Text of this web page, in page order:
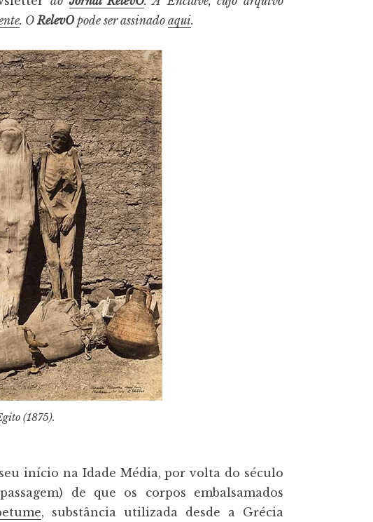
. ORelevOpode ser assinadoaqui.
(1875).
início na Idade Média, por volta do século
de que os corpos embalsamados
, substância utilizada desde a Grécia